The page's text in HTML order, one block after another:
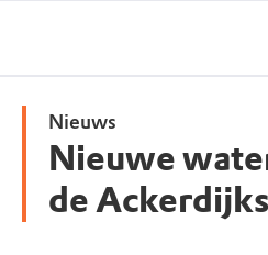
Nieuws
Nieuwe
de